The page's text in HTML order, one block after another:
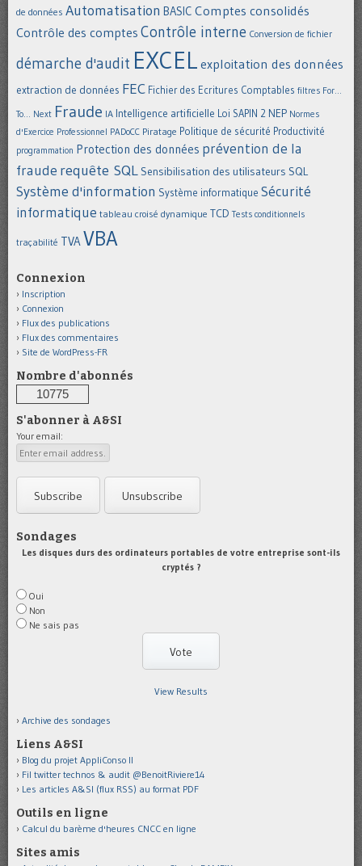
de données Automatisation BASIC Comptes consolidés
Contrôle des comptes Contrôle interne Conversion de fichier
démarche d'audit EXCEL exploitation des données
extraction de données FEC Fichier des Ecritures Comptables filtres For...
To... Next Fraude IA Intelligence artificielle Loi SAPIN 2 NEP Normes
d'Exercice Professionnel PADoCC Piratage Politique de sécurité Productivité
programmation Protection des données prévention de la
fraude requête SQL Sensibilisation des utilisateurs SQL
Système d'information Système informatique Sécurité
informatique tableau croisé dynamique TCD Tests conditionnels
traçabilité TVAVBA
Connexion
Inscription
Connexion
Flux des publications
Flux des commentaires
Site de WordPress-FR
Nombre d'abonnés
10775
S'abonner à A&SI
Your email:
Sondages
Les disques durs des ordinateurs portables de votre entreprise sont-ils
cryptés ?
Oui
Non
Ne sais pas
View Results
Archive des sondages
Liens A&SI
Blog du projet AppliConso II
Fil twitter technos & audit @BenoitRiviere14
Les articles A&SI (flux RSS) au format PDF
Outils en ligne
Calcul du barème d'heures CNCC en ligne
Sites amis